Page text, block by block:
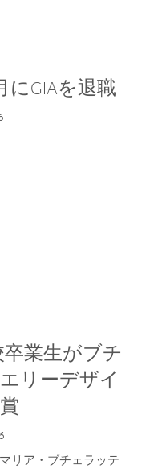
にGIAを退職
業生がブチ
リーデザイ
リア・ブチェラッテ